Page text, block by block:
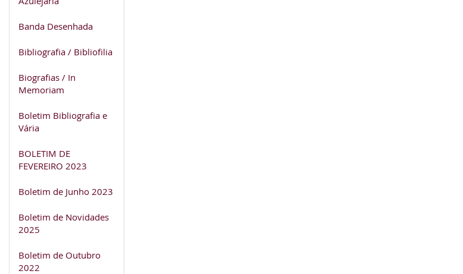
Banda Desenhada
Bibliografia / Bibliofilia
Biografias / In
Memoriam
Boletim Bibliografia e
Vária
BOLETIM DE
FEVEREIRO 2023
Boletim de Junho 2023
Boletim de Novidades
2025
Boletim de Outubro
2022